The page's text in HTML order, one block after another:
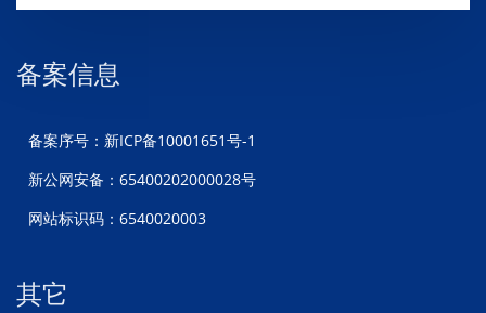
备案信息
备案序号：新ICP备10001651号-1
新公网安备：65400202000028号
网站标识码：6540020003
其它